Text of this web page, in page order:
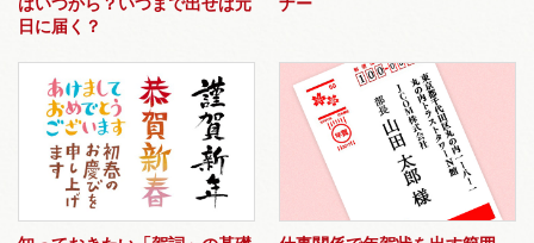
日に届く？